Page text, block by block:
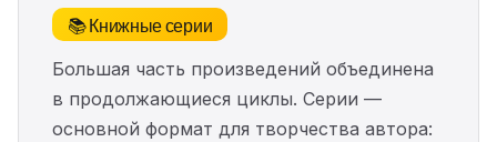
📚 Книжные серии
Большая часть произведений объединена
в продолжающиеся циклы. Серии —
основной формат для творчества автора: